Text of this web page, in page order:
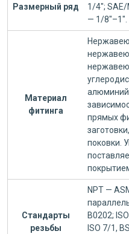
Размерный ряд
1/4";
— 1/8"–1".
Материал
фитинга
алюминий
прямых
поковки.
Стандарты
резьбы
NPT —
B0202;
ISO 7/1,